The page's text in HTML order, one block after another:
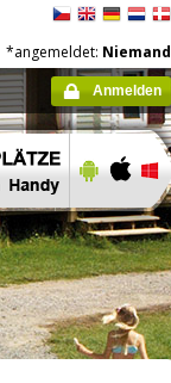
*angemeldet: Niemand
Anmelden